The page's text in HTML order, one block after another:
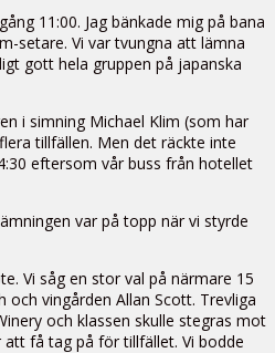
11:00. Jag bänkade mig på bana
setare. Vi var tvungna att lämna
gott hela gruppen på japanska
i simning Michael Klim (som har
tillfällen. Men det räckte inte
eftersom vår buss från hotellet
var på topp när vi styrde
Vi såg en stor val på närmare 15
vingården Allan Scott. Trevliga
och klassen skulle stegras mot
få tag på för tillfället. Vi bodde